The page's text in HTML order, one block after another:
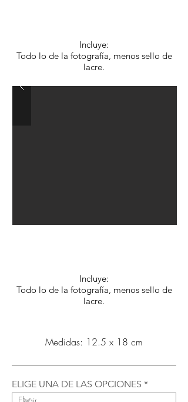
Incluye:
Todo lo de la fotografía, menos sello de
lacre.
Incluye:
Todo lo de la fotografía, menos sello de
lacre.
Medidas: 12.5 x 18 cm
ELIGE UNA DE LAS OPCIONES